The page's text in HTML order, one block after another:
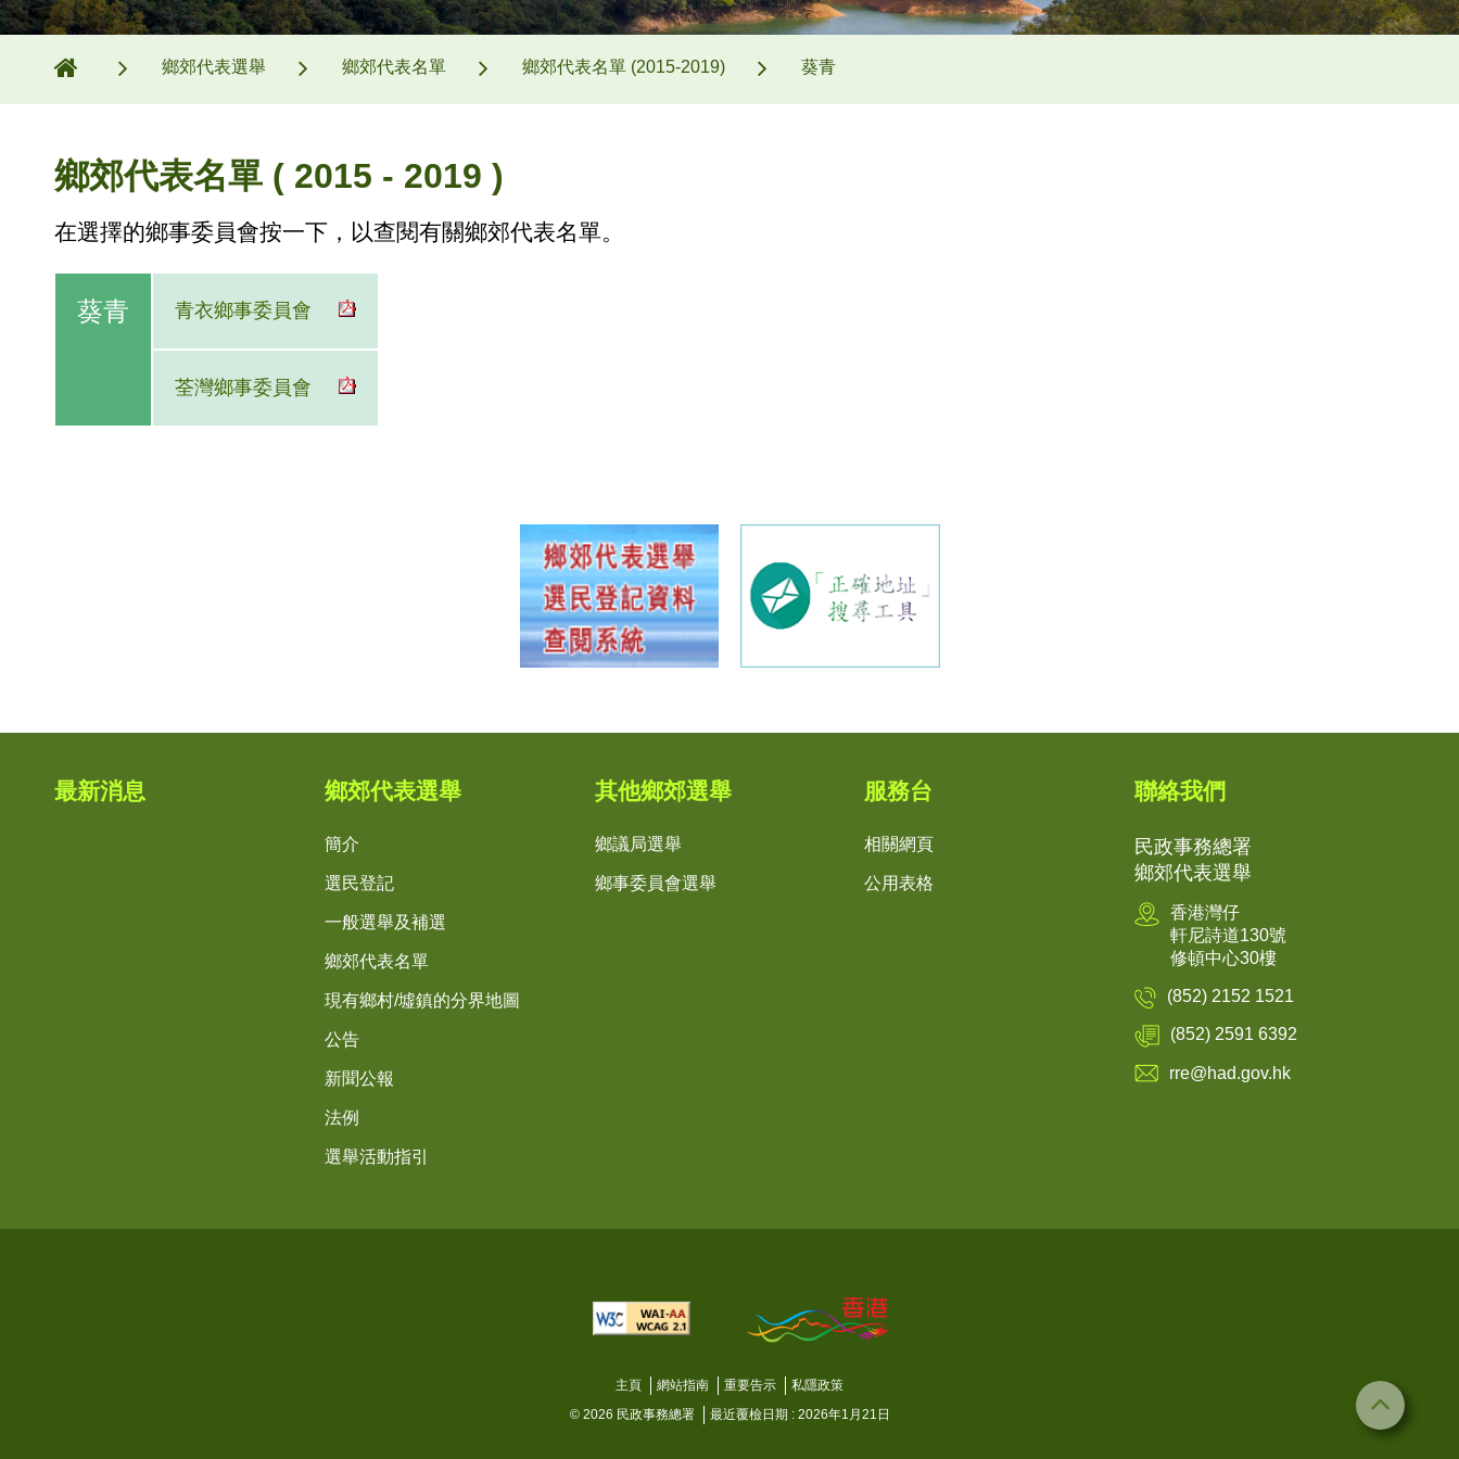
鄉郊代表選舉 鄉郊代表名單 鄉郊代表名單 (2015-2019) 葵青
鄉郊代表名單 ( 2015 - 2019 )
在選擇的鄉事委員會按一下，以查閱有關鄉郊代表名單。
葵青 青衣鄉事委員會
荃灣鄉事委員會
最新消息 鄉郊代表選舉
簡介
選民登記
一般選舉及補選
鄉郊代表名單
現有鄉村/墟鎮的分界地圖
公告
新聞公報
法例
選舉活動指引
其他鄉郊選舉
鄉議局選舉
鄉事委員會選舉
服務台
相關網頁
公用表格
聯絡我們
民政事務總署
鄉郊代表選舉
香港灣仔
軒尼詩道130號
修頓中心30樓
(852) 2152 1521
(852) 2591 6392
rre@had.gov.hk
主頁 網站指南 重要告示
私隱政策
© 2026 民政事務總署
最近覆檢日期 : 2026年1月21日